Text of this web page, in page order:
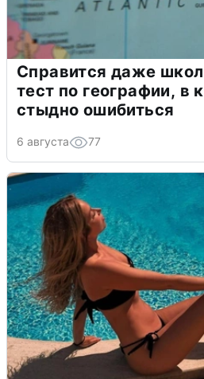
Справится даже
тест по географии, в
стыдно ошибиться
6 августа 77